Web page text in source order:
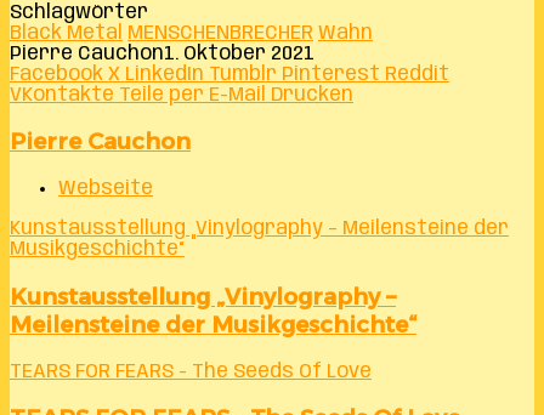
Schlagwörter
Black Metal
MENSCHENBRECHER Wahn
Pierre Cauchon1. Oktober 2021
Facebook X LinkedIn Tumblr Pinterest Reddit
VKontakte Teile per E-Mail Drucken
Pierre Cauchon
Webseite
Kunstausstellung „Vinylography – Meilensteine der
Musikgeschichte“
Kunstausstellung „Vinylography –
Meilensteine der Musikgeschichte“
TEARS FOR FEARS - The Seeds Of Love